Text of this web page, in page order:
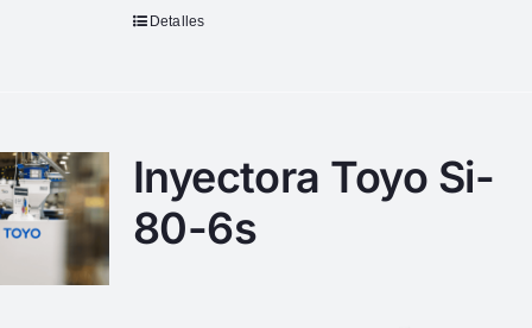
Detalles
Inyectora Toyo Si-
80-6s